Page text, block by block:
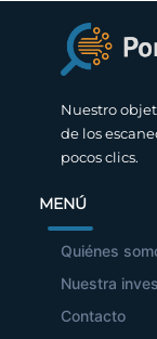
Nuestro
de los
pocos clics.
MENÚ
Quiénes
Nuestra
Contacto